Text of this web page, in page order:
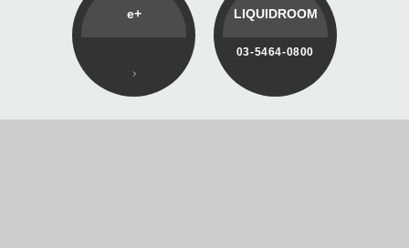
e+ LIQUIDROOM
03-5464-0800